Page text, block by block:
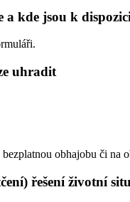
a kde jsou k dispozici
uhradit
obhajobu či
řešení životní